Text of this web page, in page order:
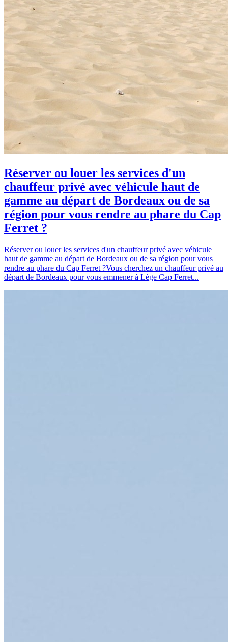
Réserver ou louer les services d'un
chauffeur privé avec véhicule haut de
gamme au départ de Bordeaux ou de sa
région pour vous rendre au phare du Cap
Ferret ?
Réserver ou louer les services d'un chauffeur privé avec véhicule
haut de gamme au départ de Bordeaux ou de sa région pour vous
rendre au phare du Cap Ferret ?Vous cherchez un chauffeur privé au
départ de Bordeaux pour vous emmener à Lège Cap Ferret...